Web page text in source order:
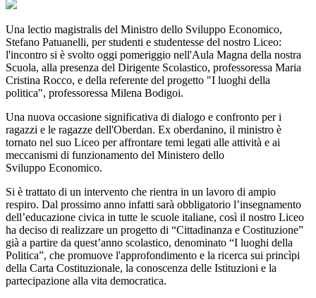
Una lectio magistralis del Ministro dello Sviluppo Economico,
Stefano Patuanelli, per studenti e studentesse del nostro Liceo:
l'incontro si è svolto oggi pomeriggio nell'Aula Magna della nostra
Scuola, alla presenza del Dirigente Scolastico, professoressa Maria
Cristina Rocco, e della referente del progetto "I luoghi della
politica", professoressa Milena Bodigoi.
Una nuova occasione significativa di dialogo e confronto per i
ragazzi e le ragazze dell'Oberdan. Ex oberdanino, il ministro è
tornato nel suo Liceo per affrontare temi legati alle attività e ai
meccanismi di funzionamento del Ministero dello
Sviluppo Economico.
Si è trattato di un intervento che rientra in un lavoro di ampio
respiro. Dal prossimo anno infatti sarà obbligatorio l’insegnamento
dell’educazione civica in tutte le scuole italiane, così il nostro Liceo
ha deciso di realizzare un progetto di “Cittadinanza e Costituzione”
già a partire da quest’anno scolastico, denominato “I luoghi della
Politica”, che promuove l'approfondimento e la ricerca sui princìpi
della Carta Costituzionale, la conoscenza delle Istituzioni e la
partecipazione alla vita democratica.